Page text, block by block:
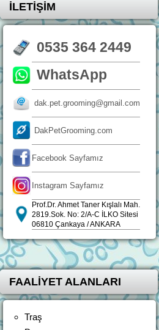
İLETİŞİM
0535 364 2449
WhatsApp
dak.pet.grooming@gmail.com
DakPetGrooming.com
Facebook Sayfamız
Instagram Sayfamız
Prof.Dr. Ahmet Taner Kışlalı Mah.
2819.Sok. No: 2/A-C İLKO Sitesi
06810 Çankaya / ANKARA
FAALİYET ALANLARI
Traş